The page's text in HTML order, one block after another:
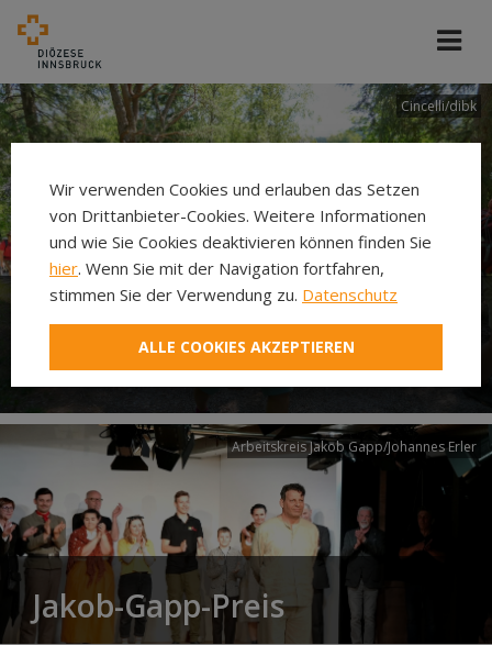
Cincelli/dibk
Neuer Pilgerweg Via
Laudato si’
Arbeitskreis Jakob Gapp/Johannes Erler
Jakob-Gapp-Preis
Wir verwenden Cookies und erlauben das Setzen
von Drittanbieter-Cookies. Weitere Informationen
und wie Sie Cookies deaktivieren können finden Sie
hier. Wenn Sie mit der Navigation fortfahren,
stimmen Sie der Verwendung zu. Datenschutz
ALLE COOKIES AKZEPTIEREN